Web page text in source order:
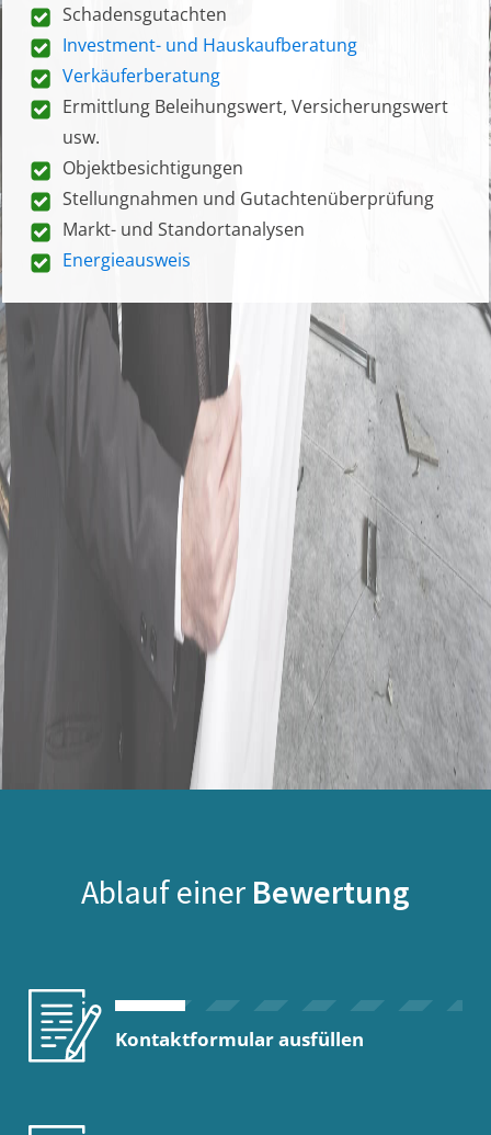
Schadensgutachten
Investment- und Hauskaufberatung
Verkäuferberatung
Ermittlung Beleihungswert, Versicherungswert
usw.
Objektbesichtigungen
Stellungnahmen und Gutachtenüberprüfung
Markt- und Standortanalysen
Energieausweis
Ablauf einer Bewertung
Kontaktformular ausfüllen